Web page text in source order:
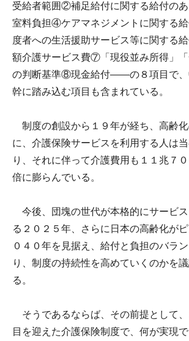
受給者範囲②補足給付に関する給付の
室料負担④ケアマネジメントに関する
度者への生活援助サービス等に関する
額介護サービス費⑦「現役並み所得」「
の判断基準⑧現金給付――の８項目で、
幹に踏み込む項目も含まれている。
制度の創設から１９年が経ち、高齢
に、介護保険サービスを利用する人は
り、それに伴って介護費用も１１兆７
倍に膨らんでいる。
今後、団塊の世代が本格的にサービ
る２０２５年、さらに日本の高齢化が
０４０年を見据え、給付と負担のバラ
り、制度の持続性を高めていくのかを
る。
そうであるならば、その前提として
目を迎えた介護保険制度で、何が実現